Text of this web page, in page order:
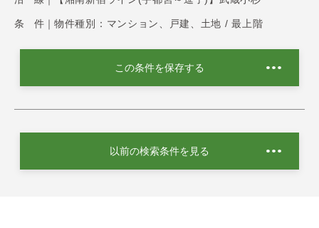
条 件｜ 物件種別：マンション、戸建、土地 / 最上階
この条件を保存する
以前の検索条件を見る